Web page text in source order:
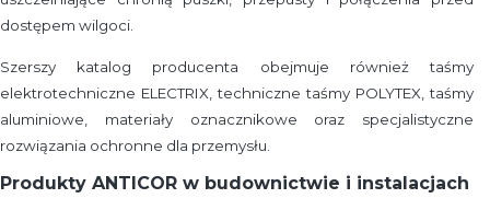
dostępem wilgoci.
Szerszy katalog producenta obejmuje również taśmy
elektrotechniczne ELECTRIX, techniczne taśmy POLYTEX, taśmy
aluminiowe, materiały oznacznikowe oraz specjalistyczne
rozwiązania ochronne dla przemysłu.
Produkty ANTICOR w budownictwie i instalacjach